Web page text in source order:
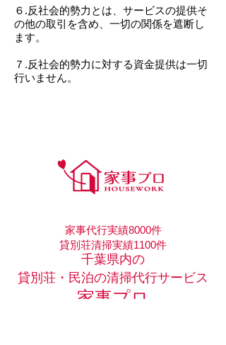
６.反社会的勢力とは、サービスの提供そ
の他の取引を含め、一切の関係を遮断し
ます。
７.反社会的勢力に対する資金提供は一切
行いません。
家事代行実績8000件
貸別荘清掃実績1100件
千葉県内の
貸別荘・民泊の清掃代行サービス
家事プロ